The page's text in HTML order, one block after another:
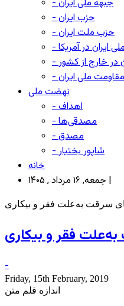
- جبهه ملی ایران
- حزب ایران
- حزب ملت ایران
ایران در آمریکا
در خارج از کشور
ملی ایران
نهضت ملی
- اهداف
- مصدقی‌ها
- مصدق
- شاپور بختیار
خانه
جمعه, ۱۶ مرداد , ۱۴۰۵ |
سرقت به‌علت فقر و بیکاری
فقر و بیکاری
-
Friday, 15th February, 2019
اندازه قلم متن